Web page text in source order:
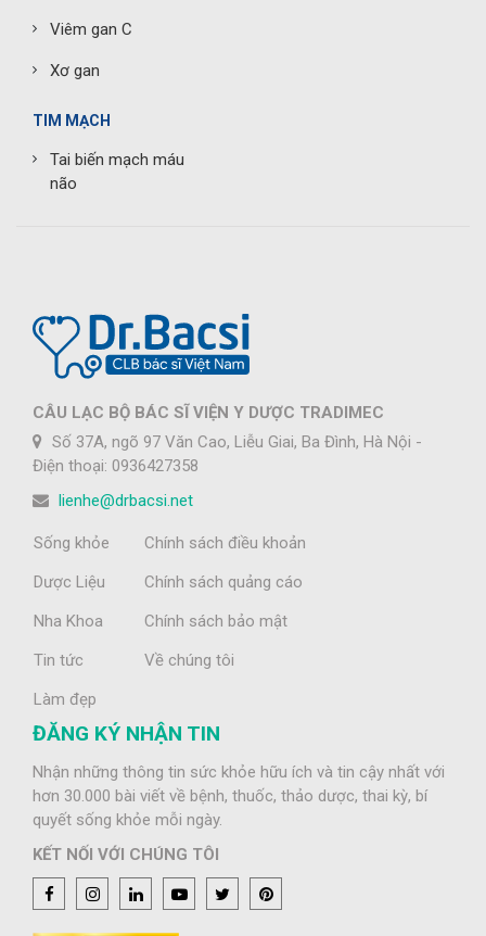
Viêm gan C
Xơ gan
TIM MẠCH
Tai biến mạch máu
não
CÂU LẠC BỘ BÁC SĨ VIỆN Y DƯỢC TRADIMEC
Số 37A, ngõ 97 Văn Cao, Liễu Giai, Ba Đình, Hà Nội -
Điện thoại: 0936427358
lienhe@drbacsi.net
Sống khỏe
Dược Liệu
Nha Khoa
Tin tức
Làm đẹp
Chính sách điều khoản
Chính sách quảng cáo
Chính sách bảo mật
Về chúng tôi
ĐĂNG KÝ NHẬN TIN
Nhận những thông tin sức khỏe hữu ích và tin cậy nhất với
hơn 30.000 bài viết về bệnh, thuốc, thảo dược, thai kỳ, bí
quyết sống khỏe mỗi ngày.
KẾT NỐI VỚI CHÚNG TÔI